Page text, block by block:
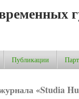
Публикации
«Studia